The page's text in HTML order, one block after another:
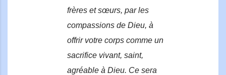
frères et sœurs, par les
compassions de Dieu, à
offrir votre corps comme un
sacrifice vivant, saint,
agréable à Dieu. Ce sera